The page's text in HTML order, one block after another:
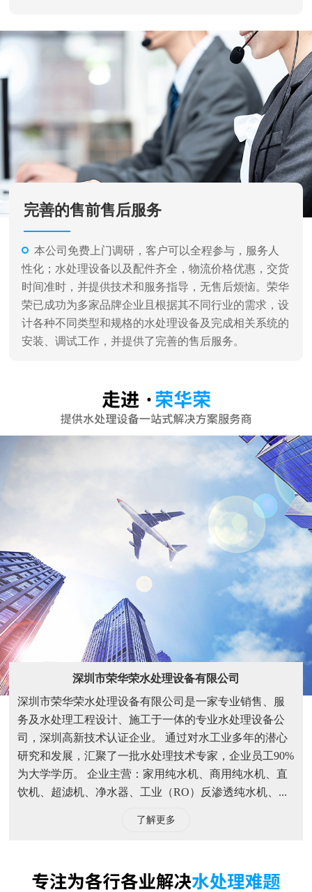
完善的售前售后服务
本公司免费上门调研，客户可以全程参与，服务人
性化；水处理设备以及配件齐全，物流价格优惠，交货
时间准时，并提供技术和服务指导，无售后烦恼。荣华
荣已成功为多家品牌企业且根据其不同行业的需求，设
计各种不同类型和规格的水处理设备及完成相关系统的
安装、调试工作，并提供了完善的售后服务。
深圳市荣华荣水处理设备有限公司
深圳市荣华荣水处理设备有限公司是一家专业销售、服
务及水处理工程设计、施工于一体的专业水处理设备公
司，深圳高新技术认证企业。 通过对水工业多年的潜心
研究和发展，汇聚了一批水处理技术专家，企业员工90%
为大学学历。 企业主营：家用纯水机、商用纯水机、直
饮机、超滤机、净水器、工业（RO）反渗透纯水机、...
了解更多